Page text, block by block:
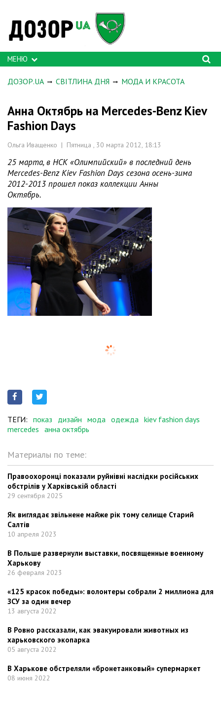
МЕНЮ
ДОЗОР.UA СВІТЛИНА ДНЯ МОДА И КРАСОТА
Анна Октябрь на Mercedes-Benz Kiev
Fashion Days
Ольга Иващенко | Пятница , 30 марта 2012, 18:13
25 марта, в НСК «Олимпийский» в последний день
Mercedes-Benz Kiev Fashion Days сезона осень-зима
2012-2013 прошел показ коллекции Анны
Октябрь.
ТЕГИ: показ дизайн мода одежда kiev fashion days
mercedes анна октябрь
Материалы по теме:
Правоохоронці показали руйнівні наслідки російських
обстрілів у Харківській області
29 сентября 2025
Як виглядає звільнене майже рік тому селище Старий
Салтів
10 апреля 2023
В Польше развернули выставки, посвященные военному
Харькову
26 февраля 2023
«125 красок победы»: волонтеры собрали 2 миллиона для
ЗСУ за один вечер
13 августа 2022
В Ровно рассказали, как эвакуировали животных из
харьковского экопарка
05 августа 2022
В Харькове обстреляли «бронетанковый» супермаркет
08 июня 2022